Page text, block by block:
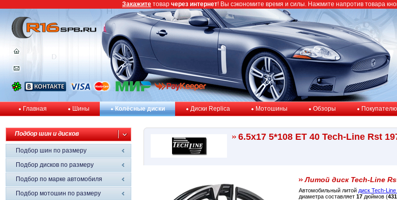
Главная Шины Колёсные диски Диски Replica Мотошины Обзоры Покупателю
Подбор шин и дисков
Подбор шин по размеру
Подбор дисков по размеру
Подбор по марке автомобиля
Подбор мотошин по размеру
6.5x17 5*108 ET 40 Tech-Line Rst
Литой диск Tech-Line
Автомобильный литой диск Tech-
диаметра составляет 17 дюймов (
Закажите товар через интернет! Вы сэкономите время и силы. Нажмите напротив товара